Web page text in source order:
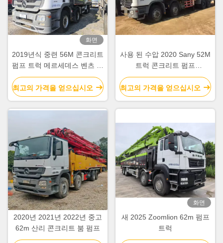
화면
2019년식 중련 56M 콘크리트
펌프 트럭 메르세데스 벤츠 섀
시, 지능적이고 효율적인 작동
최고의 가격을 얻으십시오
사용 된 수압 2020 Sany 52M
트럭 콘크리트 펌프
SY5418THB 건설 장비
최고의 가격을 얻으십시오
2020년 2021년 2022년 중고
62m 산리 콘크리트 붐 펌프
화면
새 2025 Zoomlion 62m 펌프
트럭